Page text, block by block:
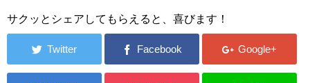
サクッとシェアしてもらえると、喜びます！